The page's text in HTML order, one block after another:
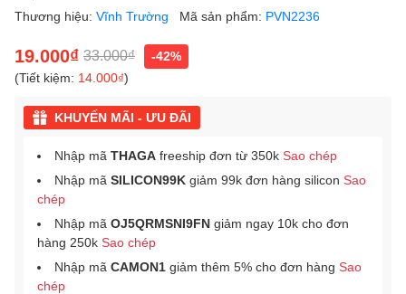
Thương hiệu: Vĩnh Trường Mã sản phẩm: PVN2236
19.000₫ 33.000₫
-42%
(Tiết kiệm: 14.000₫)
KHUYẾN MÃI - ƯU ĐÃI
Nhập mã THAGA freeship đơn từ 350k Sao chép
Nhập mã SILICON99K giảm 99k đơn hàng silicon Sao
chép
Nhập mã OJ5QRMSNI9FN giảm ngay 10k cho đơn
hàng 250k Sao chép
Nhập mã CAMON1 giảm thêm 5% cho đơn hàng Sao
chép